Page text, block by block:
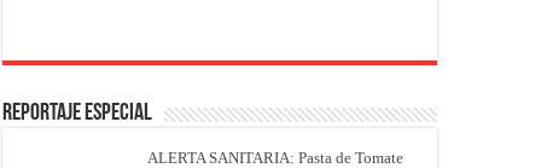
REPORTAJE ESPECIAL
ALERTA SANITARIA: Pasta de Tomate